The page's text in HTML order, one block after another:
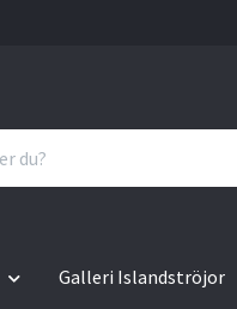
Galleri Islandströjor